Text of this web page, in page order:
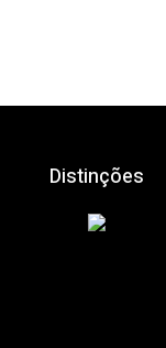
Distinções